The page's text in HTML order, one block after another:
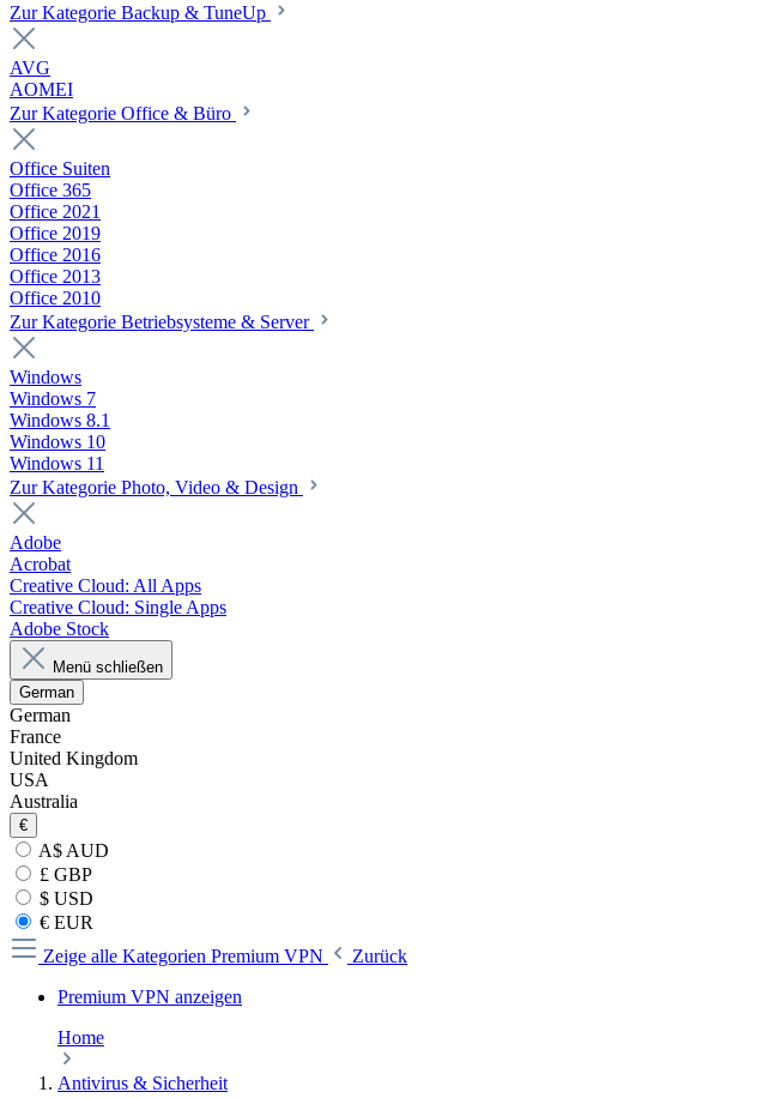
Zur Kategorie Backup & TuneUp
AVG
AOMEI
Zur Kategorie Office & Büro
Office Suiten
Office 365
Office 2021
Office 2019
Office 2016
Office 2013
Office 2010
Zur Kategorie Betriebsysteme & Server
Windows
Windows 7
Windows 8.1
Windows 10
Windows 11
Zur Kategorie Photo, Video & Design
Adobe
Acrobat
Creative Cloud: All Apps
Creative Cloud: Single Apps
Adobe Stock
Menü schließen
German
German
France
United Kingdom
USA
Australia
€
A$ AUD
£ GBP
$ USD
€ EUR
Zeige alle Kategorien Premium VPN
Zurück
Premium VPN anzeigen
Home
Antivirus & Sicherheit